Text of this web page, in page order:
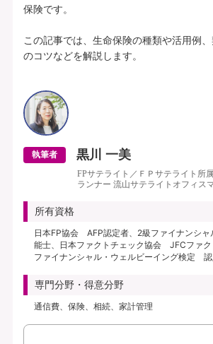
保険です。
この記事では、生命保険の種類や活用例
のコツなどを解説します。
執筆者 黒川 一美
FPサテライト／ＦＰサテライト所
ランナー 流山サテライトオフィス
所有資格
日本FP協会 AFP認定者、2級ファイナンシャ
能士、日本ファクトチェック協会 JFCファク
ファイナンシャル・ウェルビーイング検定 認
専門分野・得意分野
通信費、保険、相続、家計管理